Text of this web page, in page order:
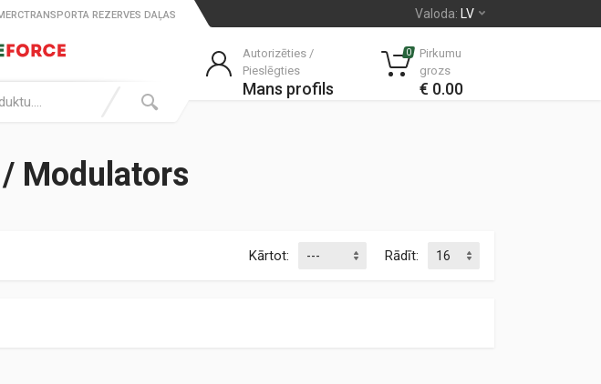
Valoda: LV
REZERVES DAĻAS
Autorizēties /
Pieslēgties
Mans profils
0
Pirkumu
grozs
€ 0.00
Modulators
Kārtot: Rādīt: